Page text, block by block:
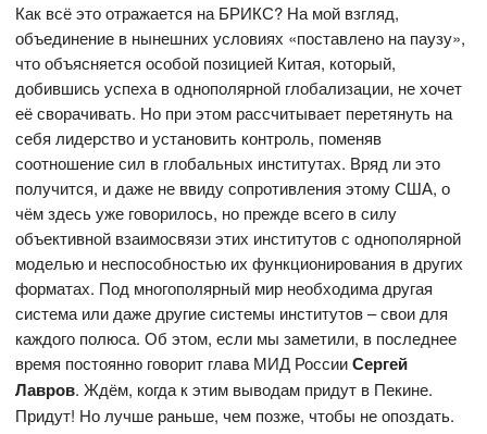
Как всё это отражается на БРИКС? На мой взгляд,
объединение в нынешних условиях «поставлено на паузу»,
что объясняется особой позицией Китая, который,
добившись успеха в однополярной глобализации, не хочет
её сворачивать. Но при этом рассчитывает перетянуть на
себя лидерство и установить контроль, поменяв
соотношение сил в глобальных институтах. Вряд ли это
получится, и даже не ввиду сопротивления этому США, о
чём здесь уже говорилось, но прежде всего в силу
объективной взаимосвязи этих институтов с однополярной
моделью и неспособностью их функционирования в других
форматах. Под многополярный мир необходима другая
система или даже другие системы институтов – свои для
каждого полюса. Об этом, если мы заметили, в последнее
время постоянно говорит глава МИД РоссииСергей
Лавров. Ждём, когда к этим выводам придут в Пекине.
Придут! Но лучше раньше, чем позже, чтобы не опоздать.